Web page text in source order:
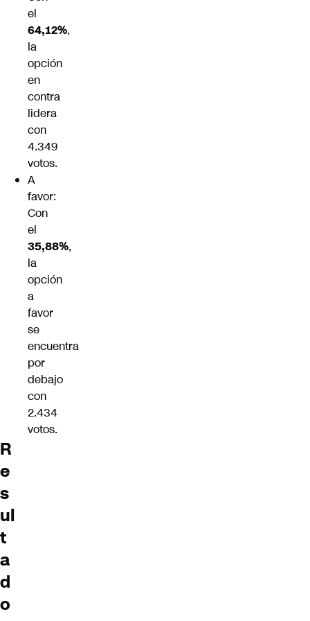
el
64,12%,
la
opción
en
contra
lidera
con
4.349
votos.
A
favor:
Con
el
35,88%,
la
opción
a
favor
se
encuentra
por
debajo
con
2.434
votos.
R
e
s
ul
t
a
d
o